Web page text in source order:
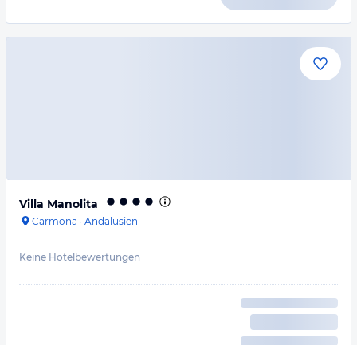
Villa Manolita
Carmona · Andalusien
Keine Hotelbewertungen